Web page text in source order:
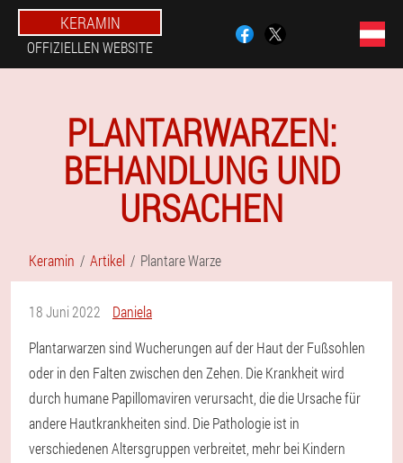
KERAMIN
OFFIZIELLEN WEBSITE
PLANTARWARZEN:
BEHANDLUNG UND
URSACHEN
Keramin Artikel Plantare Warze
18 Juni 2022
Daniela
Plantarwarzen sind Wucherungen auf der Haut der Fußsohlen
oder in den Falten zwischen den Zehen. Die Krankheit wird
durch humane Papillomaviren verursacht, die die Ursache für
andere Hautkrankheiten sind. Die Pathologie ist in
verschiedenen Altersgruppen verbreitet, mehr bei Kindern